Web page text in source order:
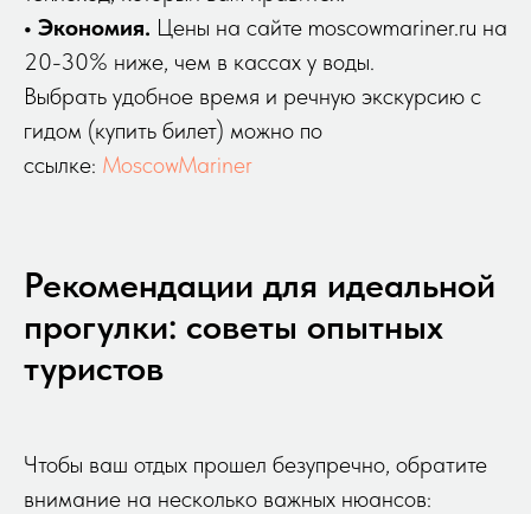
• Экономия. Цены на сайте moscowmariner.ru на
20-30% ниже, чем в кассах у воды.
Выбрать удобное время и речную экскурсию с
гидом (купить билет) можно по
ссылке: MoscowMariner
Рекомендации для идеальной
прогулки: советы опытных
туристов
Чтобы ваш отдых прошел безупречно, обратите
внимание на несколько важных нюансов: